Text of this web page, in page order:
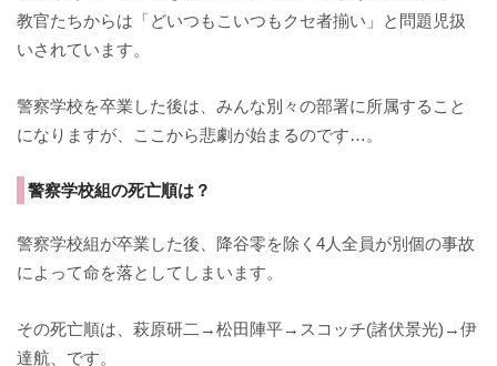
教官たちからは「どいつもこいつもクセ者揃い」と問題児扱
いされています。
警察学校を卒業した後は、みんな別々の部署に所属すること
になりますが、ここから悲劇が始まるのです…。
警察学校組の死亡順は？
警察学校組が卒業した後、降谷零を除く4人全員が別個の事故
によって命を落としてしまいます。
その死亡順は、萩原研二→松田陣平→スコッチ(諸伏景光)→伊
達航、です。